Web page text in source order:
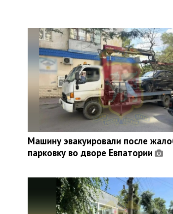
Машину эвакуировали после
парковку во дворе Евпатории